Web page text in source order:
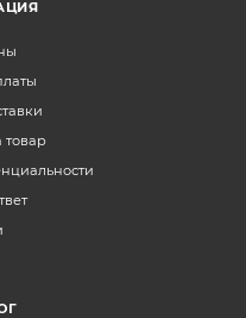
товар